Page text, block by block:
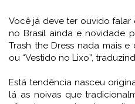
Você já deve ter ouvido falar
no Brasil ainda e novidade
Trash the Dress nada mais
ou “Vestido no Lixo”,
Está tendência nasceu
lá as noivas que